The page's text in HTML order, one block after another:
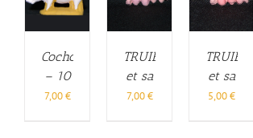
Cochon
– 10
cm
7,00€
TRUIE
et sa
PORTEE
7,00€
TRUIE
et sa
PORTEE
5,00€